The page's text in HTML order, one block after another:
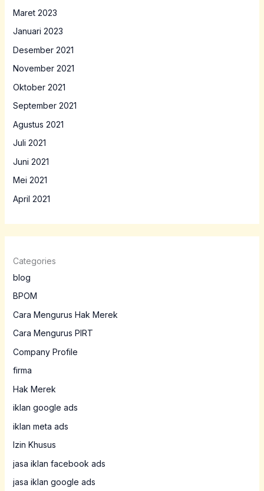
Maret 2023
Januari 2023
Desember 2021
November 2021
Oktober 2021
September 2021
Agustus 2021
Juli 2021
Juni 2021
Mei 2021
April 2021
Categories
blog
BPOM
Cara Mengurus Hak Merek
Cara Mengurus PIRT
Company Profile
firma
Hak Merek
iklan google ads
iklan meta ads
Izin Khusus
jasa iklan facebook ads
jasa iklan google ads